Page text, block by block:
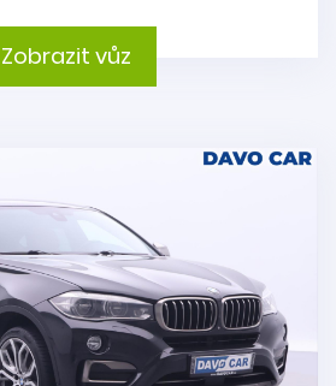
Zobrazit vůz